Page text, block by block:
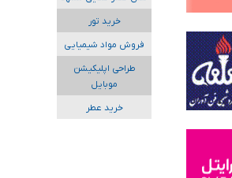
خرید تور
فروش مواد شیمیایی
طراحی اپلیکیشن
موبایل
خرید عطر